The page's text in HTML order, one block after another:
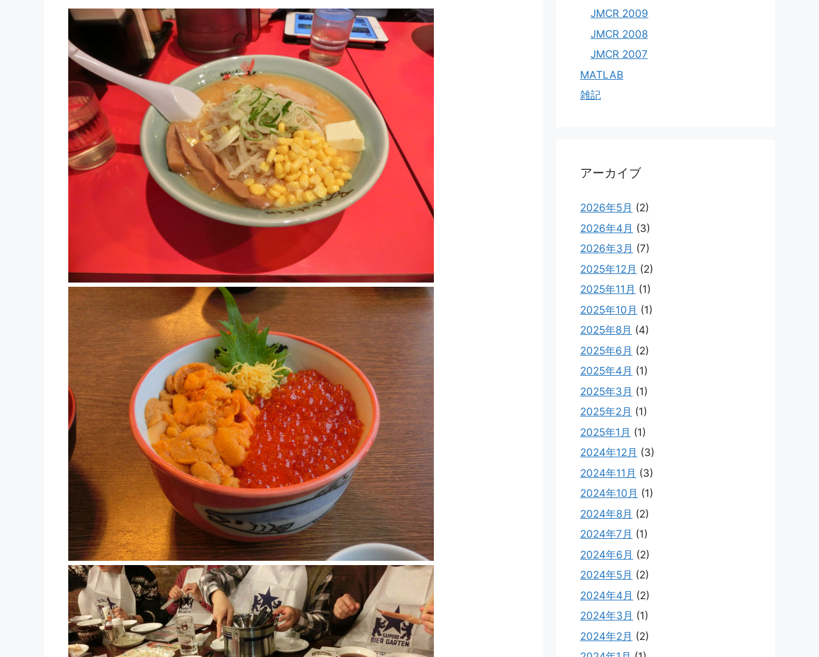
JMCR 2009
JMCR 2008
JMCR 2007
MATLAB
雑記
アーカイブ
2026年5月 (2)
2026年4月 (3)
2026年3月 (7)
2025年12月 (2)
2025年11月 (1)
2025年10月 (1)
2025年8月 (4)
2025年6月 (2)
2025年4月 (1)
2025年3月 (1)
2025年2月 (1)
2025年1月 (1)
2024年12月 (3)
2024年11月 (3)
2024年10月 (1)
2024年8月 (2)
2024年7月 (1)
2024年6月 (2)
2024年5月 (2)
2024年4月 (2)
2024年3月 (1)
2024年2月 (2)